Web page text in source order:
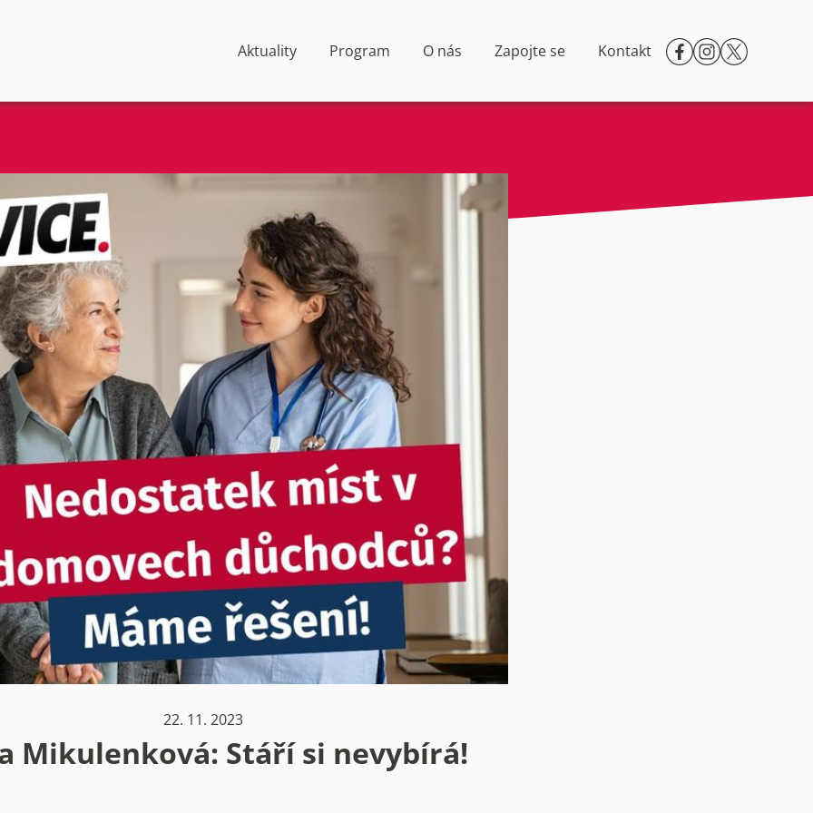
Aktuality Program O nás Zapojte se Kontakt
22. 11. 2023
Mikulenková: Stáří si nevybírá!